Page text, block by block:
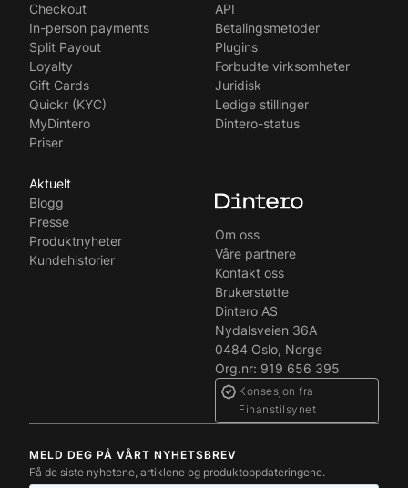
Svenska
Checkout
In-person payments
Split Payout
Loyalty
Gift Cards
Quickr (KYC)
MyDintero
Priser
API
Betalingsmetoder
Plugins
Forbudte virksomheter
Juridisk
Ledige stillinger
Dintero-status
Aktuelt
Blogg
Presse
Produktnyheter
Kundehistorier
Om oss
Våre partnere
Kontakt oss
Brukerstøtte
Dintero AS
Nydalsveien 36A
0484 Oslo, Norge
Org.nr: 919 656 395
Konsesjon fra
Finanstilsynet
MELD DEG PÅ VÅRT NYHETSBREV
Få de siste nyhetene, artiklene og produktoppdateringene.